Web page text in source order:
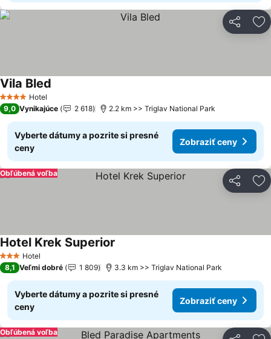
Zdieľať
4 Počet hviezdičiek
Hotel
Vila Bled
9,0 Vynikajúce 2 618 2.2 km >> Triglav National Park
Vyberte dátumy a pozrite si presné
ceny
Zobraziť ceny
Zdieľať
Obľúbená voľba
3 Počet hviezdičiek
Hotel
Hotel Krek Superior
8,1 Veľmi dobré 1 809 3.3 km >> Triglav National Park
Vyberte dátumy a pozrite si presné
ceny
Zobraziť ceny
Obľúbená voľba